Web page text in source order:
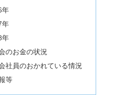
年
年
年
のお金の状況
社員のおかれている情況
等